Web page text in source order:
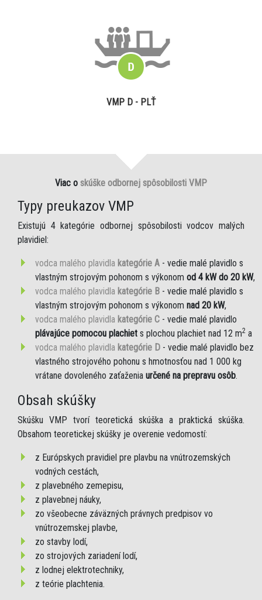
VMP D - PLŤ
Viac o skúške odbornej spôsobilosti VMP
Typy preukazov VMP
Existujú 4 kategórie odbornej spôsobilosti vodcov malých
plavidiel:
vodca malého plavidla kategórie A - vedie malé plavidlo s
vlastným strojovým pohonom s výkonom od 4 kW do 20 kW,
vodca malého plavidla kategórie B - vedie malé plavidlo s
vlastným strojovým pohonom s výkonom nad 20 kW,
vodca malého plavidla kategórie C - vedie malé plavidlo
plávajúce pomocou plachiet s plochou plachiet nad 12 m2 a
vodca malého plavidla kategórie D - vedie malé plavidlo bez
vlastného strojového pohonu s hmotnosťou nad 1 000 kg
vrátane dovoleného zaťaženia určené na prepravu osôb.
Obsah skúšky
Skúšku VMP tvorí teoretická skúška a praktická skúška.
Obsahom teoretickej skúšky je overenie vedomostí:
z Európskych pravidiel pre plavbu na vnútrozemských
vodných cestách,
z plavebného zemepisu,
z plavebnej náuky,
zo všeobecne záväzných právnych predpisov vo
vnútrozemskej plavbe,
zo stavby lodí,
zo strojových zariadení lodí,
z lodnej elektrotechniky,
z teórie plachtenia.